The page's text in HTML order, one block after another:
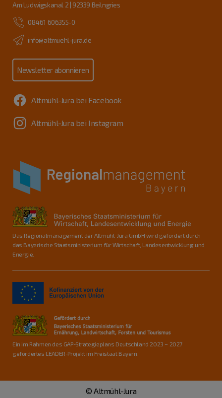
Am Ludwigskanal 2 | 92339 Beilngries
08461 606355-0
info@altmuehl-jura.de
Newsletter abonnieren
Altmühl-Jura bei Facebook
Altmühl-Jura bei Instagram
Das Regionalmanagement der Altmühl-Jura GmbH wird gefördert durch
das Bayerische Staatsministerium für Wirtschaft, Landesentwicklung und
Energie.
Ein im Rahmen des GAP-Strategieplans Deutschland 2023 – 2027
gefördertes LEADER-Projekt im Freistaat Bayern.
© Altmühl-Jura